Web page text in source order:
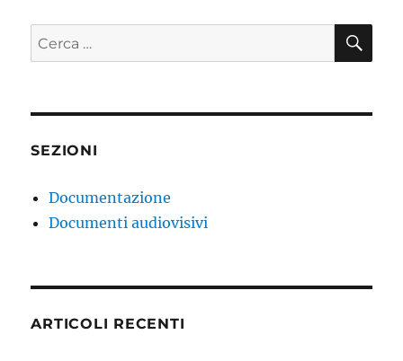
Cerca:
SEZIONI
Documentazione
Documenti audiovisivi
ARTICOLI RECENTI